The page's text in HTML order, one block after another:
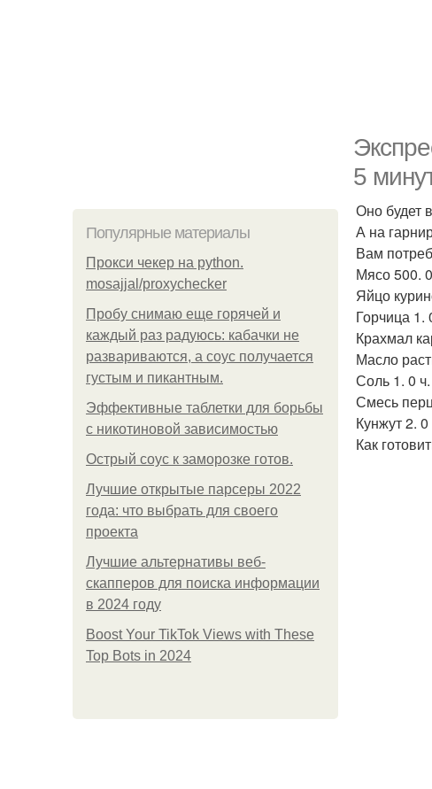
5
Популярные материалы
Прокси чекер на python.
mosajjal/proxychecker
Пробу снимаю еще горячей и
каждый раз радуюсь: кабачки не
развариваются, а соус получается
густым и пикантным.
Эффективные таблетки для борьбы
с никотиновой зависимостью
Острый соус к заморозке готов.
Лучшие открытые парсеры 2022
года: что выбрать для своего
проекта
Лучшие альтернативы веб-
скапперов для поиска информации
в 2024 году
Boost Your TikTok Views with These
Top Bots in 2024
Оно будет
А на
Вам
Мясо 500.
Яйцо
Горчица 1.
Крахмал
Масло
Соль 1. 0
Смесь
Кунжут 2. 0
Как